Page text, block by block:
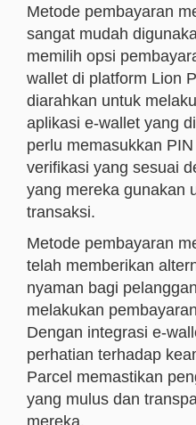
Metode pembayaran
sangat mudah
memilih opsi
wallet di platform Lion
diarahkan untuk
aplikasi e-wallet yang
perlu memasukkan
verifikasi yang sesuai
yang mereka gunakan
transaksi.
Metode pembayaran
telah memberikan
nyaman bagi
melakukan
Dengan integrasi e-
perhatian terhadap
Parcel memastikan
yang mulus dan
mereka.